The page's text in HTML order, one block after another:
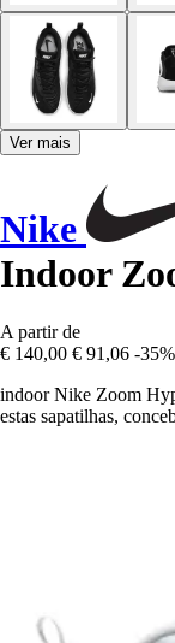
Ver mais
Nike
Indoor
A partir de
€ 140,00 € 91,06 -35%
indoor Nike Zoom
estas sapatilhas,